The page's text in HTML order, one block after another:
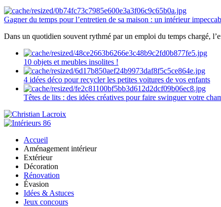
Gagner du temps pour l’entretien de sa maison : un intérieur
Dans un quotidien souvent rythmé par un emploi du temps chargé,
10 objets et meubles insolites !
4 idées déco pour recycler les petites voitures de vos enfants
Têtes de lits : des idées créatives pour faire swinguer votre
Accueil
Aménagement intérieur
Extérieur
Décoration
Rénovation
Évasion
Idées & Astuces
Jeux concours